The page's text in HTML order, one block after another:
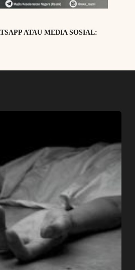
ATAU MEDIA SOSIAL: